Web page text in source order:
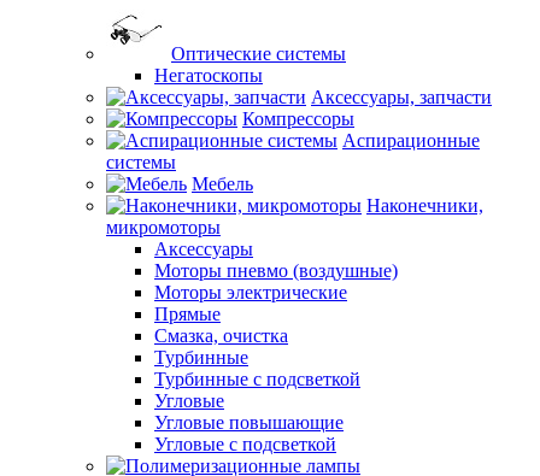
Оптические системы
Негатоскопы
Аксессуары, запчасти
Компрессоры
Аспирационные
системы
Мебель
Наконечники,
микромоторы
Аксессуары
Моторы пневмо (воздушные)
Моторы электрические
Прямые
Смазка, очистка
Турбинные
Турбинные с подсветкой
Угловые
Угловые повышающие
Угловые с подсветкой